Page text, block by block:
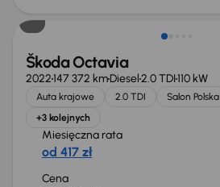
Škoda Octavia
2022147 372 kmDiesel2.0 TDI110 kW
Auta krajowe 2.0 TDI Salon Polska
+3 kolejnych
Miesięczna rata
od 417 zł
Cena